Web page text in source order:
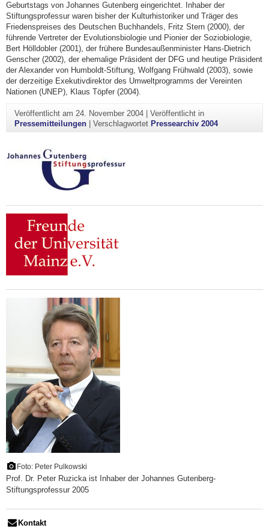
Geburtstags von Johannes Gutenberg eingerichtet. Inhaber der
Stiftungsprofessur waren bisher der Kulturhistoriker und Träger des
Friedenspreises des Deutschen Buchhandels, Fritz Stern (2000), der
führende Vertreter der Evolutionsbiologie und Pionier der Soziobiologie,
Bert Hölldobler (2001), der frühere Bundesaußenminister Hans-Dietrich
Genscher (2002), der ehemalige Präsident der DFG und heutige Präsident
der Alexander von Humboldt-Stiftung, Wolfgang Frühwald (2003), sowie
der derzeitige Exekutivdirektor des Umweltprogramms der Vereinten
Nationen (UNEP), Klaus Töpfer (2004).
Veröffentlicht am 24. November 2004| Veröffentlicht in
Pressemitteilungen| Verschlagwortet Pressearchiv 2004
Foto: Peter Pulkowski
Prof. Dr. Peter Ruzicka ist Inhaber der Johannes Gutenberg-
Stiftungsprofessur 2005
Kontakt